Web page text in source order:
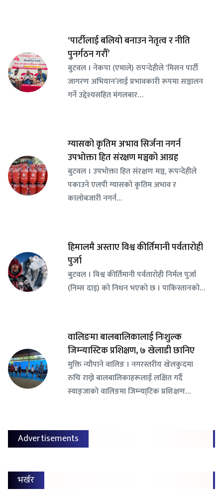
‘पार्टीलाई बलियो बनाउन नेतृत्व र नीति
पुनर्गठन गरौँ’
बुटवल । नेकपा (एमाले) रुपन्देहीले ‘मिसन पार्टी
जागरण अभियान’लाई प्रभावकारी रूपमा सञ्चालन
गर्ने उद्देश्यसहित मंगलबार…
ग्यासको कृतिम अभाव सिर्जना नगर्न
उपभोक्ता हित संरक्षण मञ्चको आग्रह
बुटवल । उपभोक्ता हित संरक्षण मञ्च, रूपन्देहीले
पकाउने एलपी ग्यासको कृतिम अभाव र
कालोबजारी नगर्न…
हिमालमै अस्ताए विश्व कीर्तिमानी पर्वतारोही
पुर्जा
बुटवल । विश्व कीर्तिमानी पर्वतारोही निर्मल पुर्जा
(निम्स दाइ) को निधन भएको छ । पाकिस्तानको…
वालिङमा बालबालिकालाई निःशुल्क
जिम्न्यास्टिक प्रशिक्षण, ७ खेलाडी छानिए
​मुक्ति न्यौपाने वालिङ । नगरस्तरीय खेलकुदमा
रुचि राख्ने बालबालिकाहरूलाई लक्षित गर्दै
स्याङ्जाको वालिङमा जिम्न्या्टिक प्रशिक्षण…
Advertisements
भर्खर